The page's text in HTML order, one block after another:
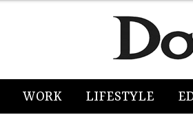
WORK LIFESTYLE